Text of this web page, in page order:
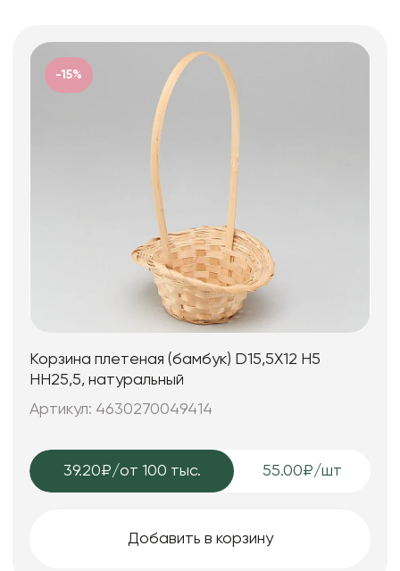
-15%
Корзина плетеная (бамбук) D15,5X12 H5
HH25,5, натуральный
Артикул: 4630270049414
39.20₽/от 100 тыс. 55.00₽/шт
Добавить в корзину